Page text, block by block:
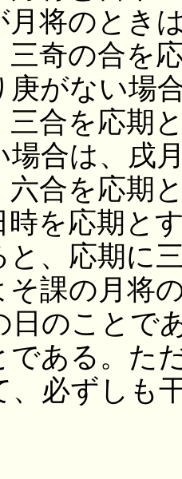
月将のとき
奇の合を
庚がない場
合を応期
場合は、戌
合を応期
時を応期と
、応期に
そ課の月将
日のことで
である。た
、必ずしも